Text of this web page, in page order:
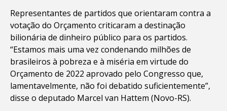
Representantes de partidos que orientaram contra a
votação do Orçamento criticaram a destinação
bilionária de dinheiro público para os partidos.
“Estamos mais uma vez condenando milhões de
brasileiros à pobreza e à miséria em virtude do
Orçamento de 2022 aprovado pelo Congresso que,
lamentavelmente, não foi debatido suficientemente”,
disse o deputado Marcel van Hattem (Novo-RS).